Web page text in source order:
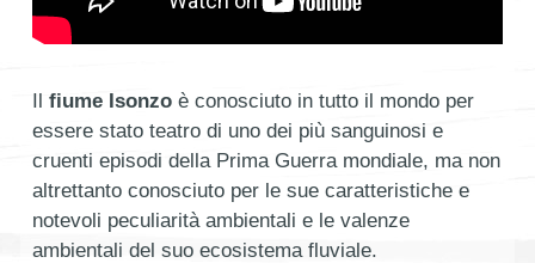
Il fiume Isonzo è conosciuto in tutto il mondo per
essere stato teatro di uno dei più sanguinosi e
cruenti episodi della Prima Guerra mondiale, ma non
altrettanto conosciuto per le sue caratteristiche e
notevoli peculiarità ambientali e le valenze
ambientali del suo ecosistema fluviale.